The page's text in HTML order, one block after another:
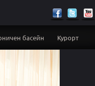
басейн Курорт